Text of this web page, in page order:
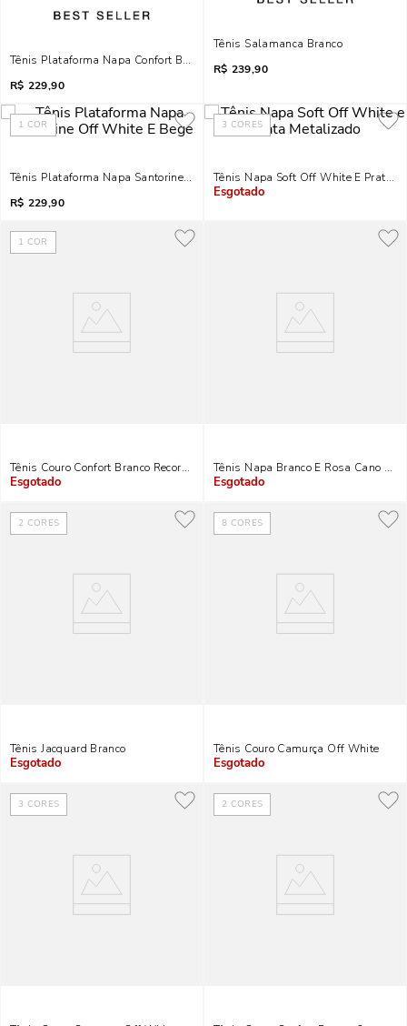
Tênis Plataforma Napa Confort Branco E Rosa
R$ 229,90
Tênis Salamanca Branco
R$ 239,90
1 COR
Tênis Plataforma Napa Santorine Off White E Bege
R$ 229,90
3 CORES
Tênis Napa Soft Off White E Prata
Indisponível
1 COR
Tênis Couro Confort Branco Recortes Cinza
Indisponível
Tênis Napa Branco E Rosa Cano Knit
Indisponível
2 CORES
Tênis Jacquard Branco
Indisponível
8 CORES
Tênis Couro Camurça Off White
Indisponível
3 CORES 2 CORES